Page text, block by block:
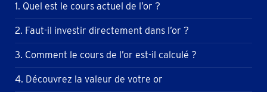
1. Quel est le cours actuel de l’or ?
2. Faut-il investir directement dans l’or ?
3. Comment le cours de l’or est-il calculé ?
4. Découvrez la valeur de votre or